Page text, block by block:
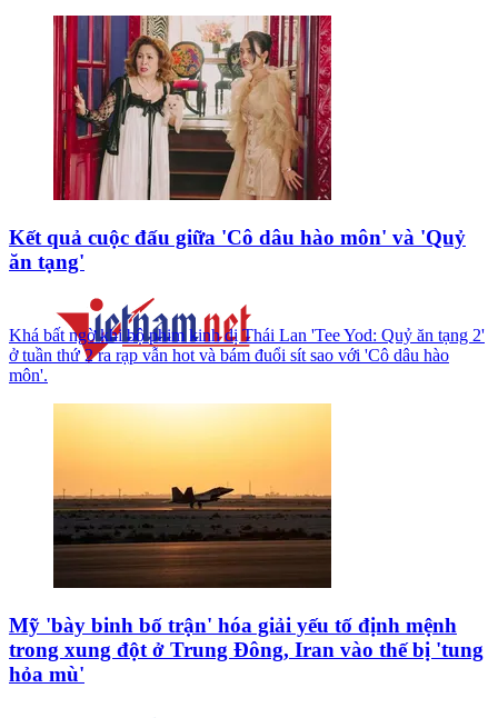
Kết quả cuộc đấu giữa 'Cô dâu hào môn' và 'Quỷ
ăn tạng'
Khá bất ngờ khi bộ phim kinh dị Thái Lan 'Tee Yod: Quỷ ăn tạng 2'
ở tuần thứ 2 ra rạp vẫn hot và bám đuổi sít sao với 'Cô dâu hào
môn'.
Mỹ 'bày binh bố trận' hóa giải yếu tố định mệnh
trong xung đột ở Trung Đông, Iran vào thế bị 'tung
hỏa mù'